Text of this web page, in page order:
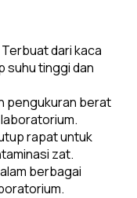
Terbuat dari kaca
suhu tinggi dan
pengukuran berat
rapat untuk
zat.
berbagai